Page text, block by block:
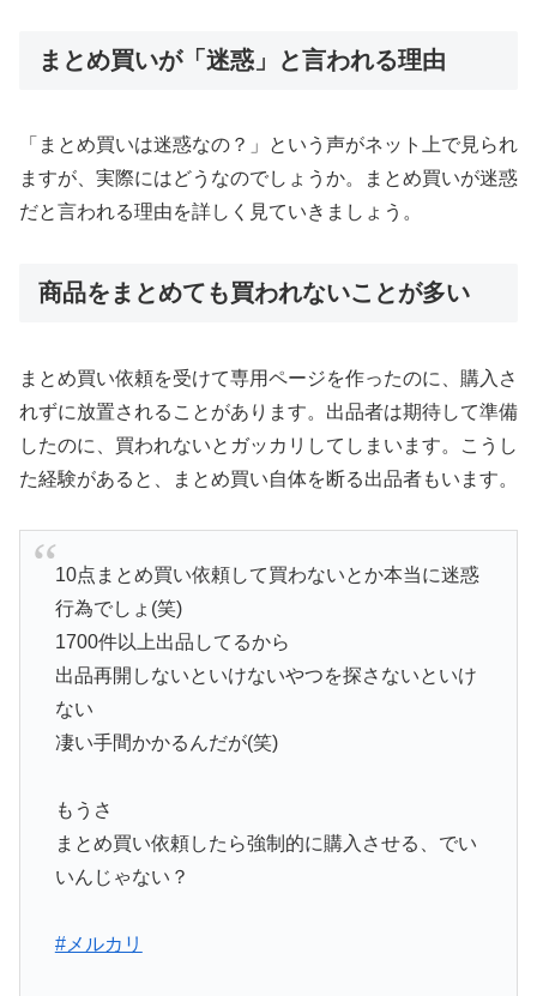
まとめ買いが「迷惑」と言われる理由
「まとめ買いは迷惑なの？」という声がネット上で見られ
ますが、実際にはどうなのでしょうか。まとめ買いが迷惑
だと言われる理由を詳しく見ていきましょう。
商品をまとめても買われないことが多い
まとめ買い依頼を受けて専用ページを作ったのに、購入さ
れずに放置されることがあります。出品者は期待して準備
したのに、買われないとガッカリしてしまいます。こうし
た経験があると、まとめ買い自体を断る出品者もいます。
10点まとめ買い依頼して買わないとか本当に迷惑
行為でしょ(笑)
1700件以上出品してるから
出品再開しないといけないやつを探さないといけ
ない
凄い手間かかるんだが(笑)
もうさ
まとめ買い依頼したら強制的に購入させる、でい
いんじゃない？
#メルカリ